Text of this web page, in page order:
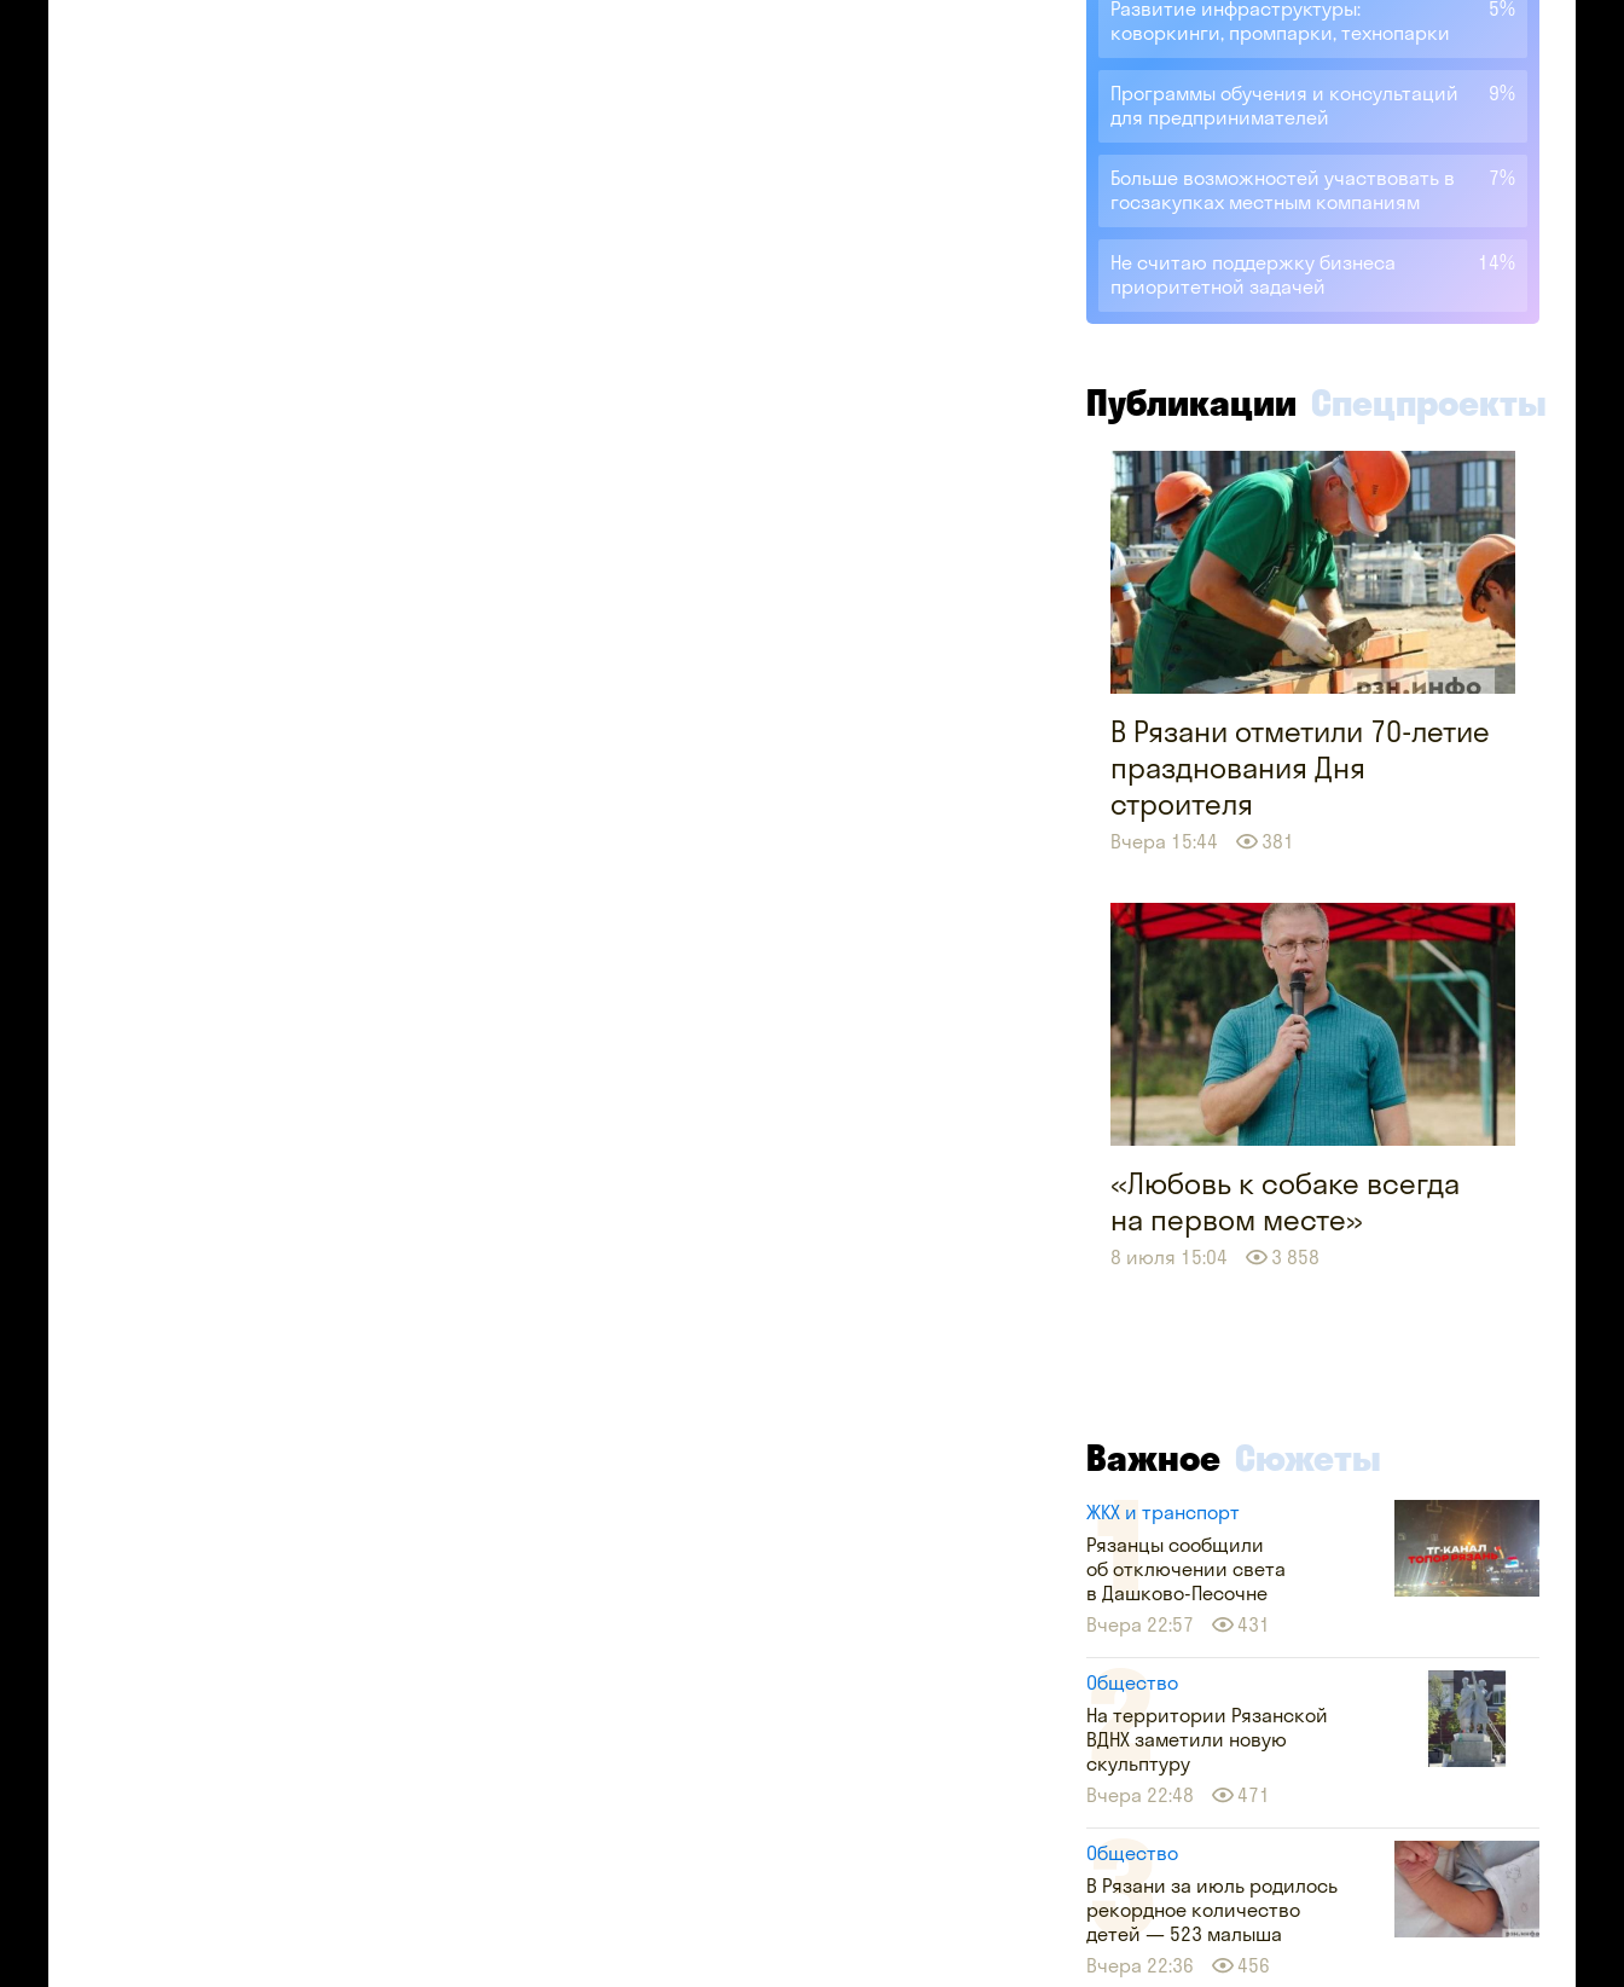
Развитие инфраструктуры:
коворкинги, промпарки, технопарки
5%
Программы обучения и консультаций
для предпринимателей
9%
Больше возможностей участвовать в
госзакупках местным компаниям
7%
Не считаю поддержку бизнеса
приоритетной задачей
14%
Публикации Спецпроекты
В Рязани отметили 70-летие
празднования Дня
строителя
Вчера 15:44 381
«Любовь к собаке всегда
на первом месте»
8 июля 15:04 3 858
Важное Сюжеты
ЖКХ и транспорт
Рязанцы сообщили
об отключении света
в Дашково-Песочне
Вчера 22:57
431
Общество
На территории Рязанской
ВДНХ заметили новую
скульптуру
Вчера 22:48
471
Общество
В Рязани за июль родилось
рекордное количество
детей — 523 малыша
Вчера 22:36
456